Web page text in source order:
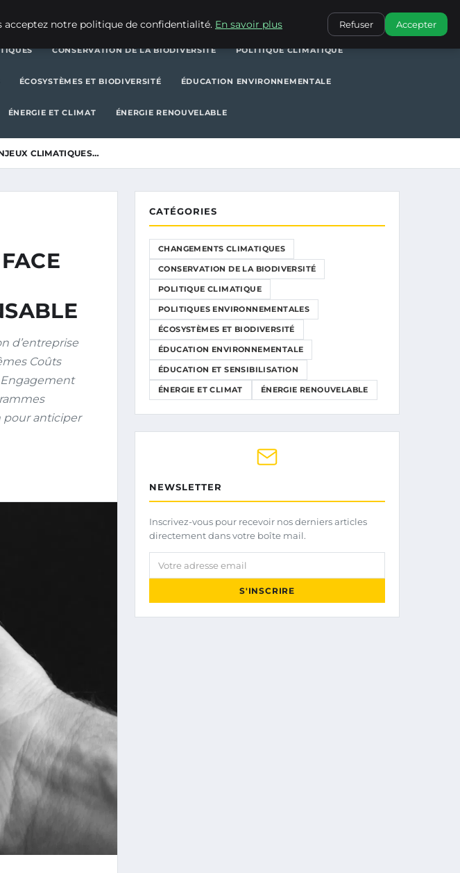
POLITIQUES ENVIRONNEMENTALES
CONSERVATION DE LA BIODIVERSITÉ POLITIQUE CLIMATIQUE
ÉCOSYSTÈMES ET BIODIVERSITÉ ÉDUCATION ENVIRONNEMENTALE
ÉNERGIE ET CLIMAT ÉNERGIE RENOUVELABLE
CLIMATIQUES…
d’entreprise
Coûts
pour anticiper
CATÉGORIES
CHANGEMENTS CLIMATIQUES
CONSERVATION DE LA BIODIVERSITÉ
POLITIQUE CLIMATIQUE
POLITIQUES ENVIRONNEMENTALES
ÉCOSYSTÈMES ET BIODIVERSITÉ
ÉDUCATION ENVIRONNEMENTALE
ÉDUCATION ET SENSIBILISATION
ÉNERGIE ET CLIMAT ÉNERGIE RENOUVELABLE
NEWSLETTER
Inscrivez-vous pour recevoir nos derniers articles
directement dans votre boîte mail.
Votre adresse email
S'INSCRIRE
acceptez notre politique de confidentialité. En savoir plus Refuser Accepter